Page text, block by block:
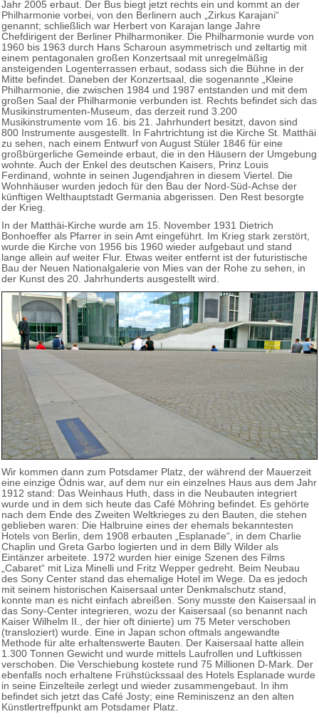
Jahr 2005 erbaut. Der Bus biegt jetzt rechts ein und kommt an der
Philharmonie vorbei, von den Berlinern auch „Zirkus Karajani“
genannt; schließlich war Herbert von Karajan lange Jahre
Chefdirigent der Berliner Philharmoniker. Die Philharmonie wurde von
1960 bis 1963 durch Hans Scharoun asymmetrisch und zeltartig mit
einem pentagonalen großen Konzertsaal mit unregelmäßig
ansteigenden Logenterrassen erbaut, sodass sich die Bühne in der
Mitte befindet. Daneben der Konzertsaal, die sogenannte „Kleine
Philharmonie, die zwischen 1984 und 1987 entstanden und mit dem
großen Saal der Philharmonie verbunden ist. Rechts befindet sich das
Musikinstrumenten-Museum, das derzeit rund 3.200
Musikinstrumente vom 16. bis 21. Jahrhundert besitzt, davon sind
800 Instrumente ausgestellt. In Fahrtrichtung ist die Kirche St. Matthäi
zu sehen, nach einem Entwurf von August Stüler 1846 für eine
großbürgerliche Gemeinde erbaut, die in den Häusern der Umgebung
wohnte. Auch der Enkel des deutschen Kaisers, Prinz Louis
Ferdinand, wohnte in seinen Jugendjahren in diesem Viertel. Die
Wohnhäuser wurden jedoch für den Bau der Nord-Süd-Achse der
künftigen Welthauptstadt Germania abgerissen. Den Rest besorgte
der Krieg.
In der Matthäi-Kirche wurde am 15. November 1931 Dietrich
Bonhoeffer als Pfarrer in sein Amt eingeführt. Im Krieg stark zerstört,
wurde die Kirche von 1956 bis 1960 wieder aufgebaut und stand
lange allein auf weiter Flur. Etwas weiter entfernt ist der futuristische
Bau der Neuen Nationalgalerie von Mies van der Rohe zu sehen, in
der Kunst des 20. Jahrhunderts ausgestellt wird.
Wir kommen dann zum Potsdamer Platz, der während der Mauerzeit
eine einzige Ödnis war, auf dem nur ein einzelnes Haus aus dem Jahr
1912 stand: Das Weinhaus Huth, dass in die Neubauten integriert
wurde und in dem sich heute das Café Möhring befindet. Es gehörte
nach dem Ende des Zweiten Weltkrieges zu den Bauten, die stehen
geblieben waren: Die Halbruine eines der ehemals bekanntesten
Hotels von Berlin, dem 1908 erbauten „Esplanade“, in dem Charlie
Chaplin und Greta Garbo logierten und in dem Billy Wilder als
Eintänzer arbeitete. 1972 wurden hier einige Szenen des Films
„Cabaret“ mit Liza Minelli und Fritz Wepper gedreht. Beim Neubau
des Sony Center stand das ehemalige Hotel im Wege. Da es jedoch
mit seinem historischen Kaisersaal unter Denkmalschutz stand,
konnte man es nicht einfach abreißen. Sony musste den Kaisersaal in
das Sony-Center integrieren, wozu der Kaisersaal (so benannt nach
Kaiser Wilhelm II., der hier oft dinierte) um 75 Meter verschoben
(transloziert) wurde. Eine in Japan schon oftmals angewandte
Methode für alte erhaltenswerte Bauten. Der Kaisersaal hatte allein
1.300 Tonnen Gewicht und wurde mittels Laufrollen und Luftkissen
verschoben. Die Verschiebung kostete rund 75 Millionen D-Mark. Der
ebenfalls noch erhaltene Frühstückssaal des Hotels Esplanade wurde
in seine Einzelteile zerlegt und wieder zusammengebaut. In ihm
befindet sich jetzt das Café Josty; eine Reminiszenz an den alten
Künstlertreffpunkt am Potsdamer Platz.